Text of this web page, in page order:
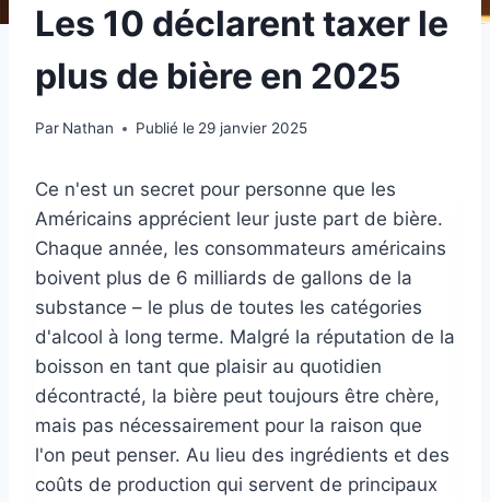
Les 10 déclarent taxer le
plus de bière en 2025
Par Nathan Publié le 29 janvier 2025
Ce n'est un secret pour personne que les
Américains apprécient leur juste part de bière.
Chaque année, les consommateurs américains
boivent plus de 6 milliards de gallons de la
substance – le plus de toutes les catégories
d'alcool à long terme. Malgré la réputation de la
boisson en tant que plaisir au quotidien
décontracté, la bière peut toujours être chère,
mais pas nécessairement pour la raison que
l'on peut penser. Au lieu des ingrédients et des
coûts de production qui servent de principaux